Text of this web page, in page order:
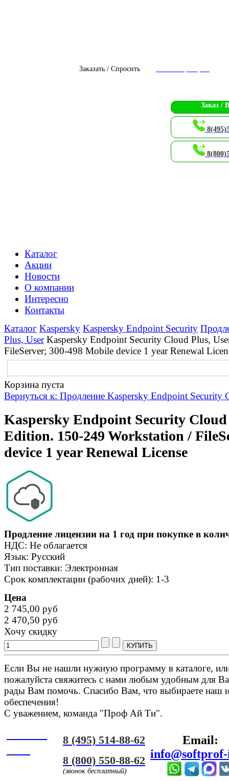
Заказать / Спросить
Заказ /
Каталог
Акции
Новости
О компании
Интересно
Контакты
Каталог Kaspersky Kaspersky Endpoint Security
Plus, User Kaspersky Endpoint Security Cloud Plus,
FileServer; 300-498 Mobile device 1 year Renewal
Корзина пуста
Вернуться к: Продление Kaspersky Endpoint Security
Kaspersky Endpoint Security Cloud
Edition. 150-249 Workstation /
device 1 year Renewal License
Продление лицензии на 1 год при покупке в
НДС: Не облагается
Язык: Русский
Тип поставки: Электронная
Срок комплектации (рабочих дней): 1-3
Цена
2 745,00 руб
2 470,50 руб
Хочу скидку
Если Вы не нашли нужную программу в каталоге,
пожалуйста свяжитесь с нами любым удобным для
рады Вам помочь. Спасибо Вам, что выбираете наш
обеспечения!
С уважением, команда "Проф Ай Ти".
8 (495) 514-88-62
8 (800) 550-88-62
(звонок бесплатный)
Email: